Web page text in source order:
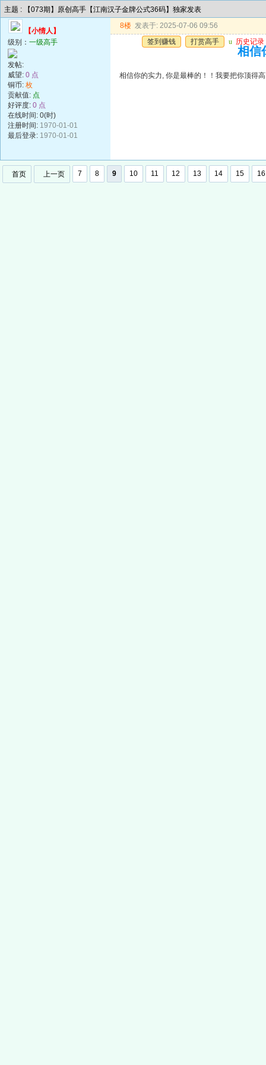
主题 : 【073期】原创高手【江南汉子金牌公式36码】独家发表
【小情人】
级别： 一级高手
发帖:
威望: 0 点
铜币: 枚
贡献值: 点
好评度: 0 点
在线时间: 0(时)
注册时间: 1970-01-01
最后登录: 1970-01-01
8楼 发表于: 2025-07-06 09:56
签到赚钱
打赏高手 u 历史记录
相信
相信你的实力, 你是最棒的！！我要把你顶得
首页 上一页 7 8 9 10 11 12 13 14 15 16